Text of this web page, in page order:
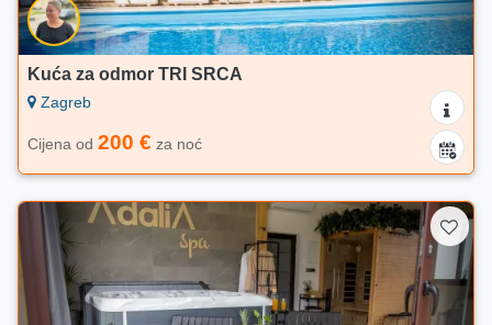
Kuća za odmor TRI SRCA
Zagreb
Cijena od 200 € za noć